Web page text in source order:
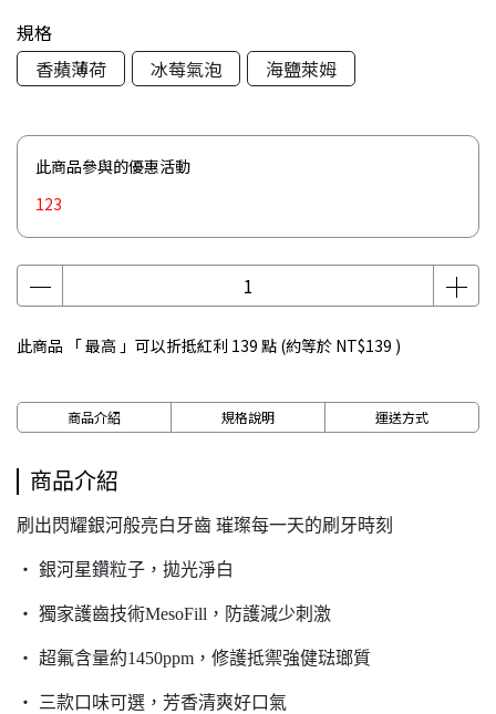
規格
香蘋薄荷
冰莓氣泡 海鹽萊姆
此商品參與的優惠活動
123
此商品 「 最高 」可以折抵紅利 139 點 (約等於 NT$139 )
商品介紹 規格說明 運送方式
商品介紹
刷出閃耀銀河般亮白牙齒 璀璨每一天的刷牙時刻
‧ 銀河星鑽粒子，拋光淨白
‧ 獨家護齒技術MesoFill，防護減少刺激
‧ 超氟含量約1450ppm，修護抵禦強健琺瑯質
‧ 三款口味可選，芳香清爽好口氣